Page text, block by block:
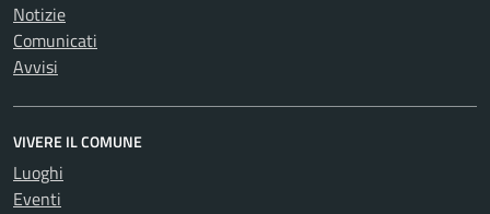
Notizie
Comunicati
Avvisi
VIVERE IL COMUNE
Luoghi
Eventi